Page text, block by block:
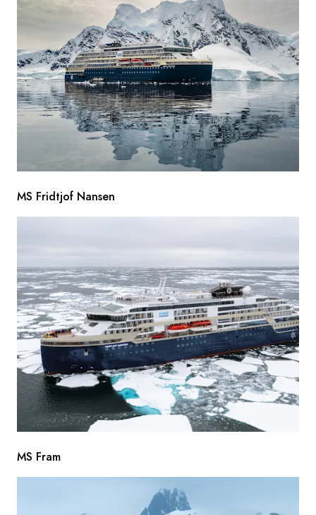
MS Fridtjof Nansen
MS Fram